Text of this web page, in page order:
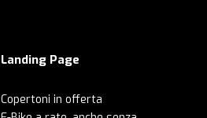
Landing Page
Copertoni in offerta